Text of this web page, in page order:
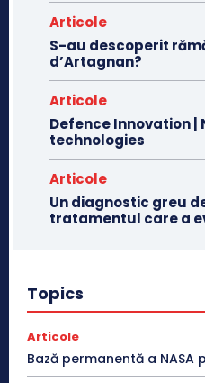
Articole
S-au descoperit
d’Artagnan?
Articole
Defence Innovation |
technologies
Articole
Un diagnostic greu
tratamentul care a
Topics
Articole
Bază permanentă a NASA